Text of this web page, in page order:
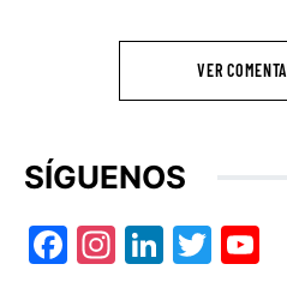
VER
SÍGUENOS
Facebook
Instagram
LinkedIn